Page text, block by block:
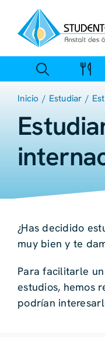
contenido
Inicio Estudiar
¿Has decidido
muy bien y te
Para facilitarle
estudios, hemos
podrían